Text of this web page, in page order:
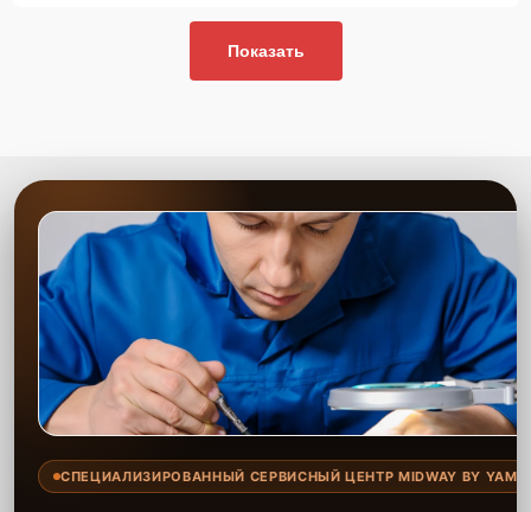
Показать
СПЕЦИАЛИЗИРОВАННЫЙ СЕРВИСНЫЙ ЦЕНТР MIDWAY BY